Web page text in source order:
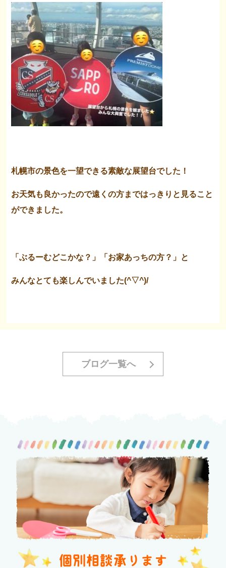
札幌市の景色を一望できる素敵な展望台でした！
お天気も良かったので遠くの方まではっきりと見ること
ができました。
「ぶるーむどこかな？」「お家あっちの方？」と
みんなとても楽しんでいました(^▽^)/
ブログ一覧へ
個別相談承ります